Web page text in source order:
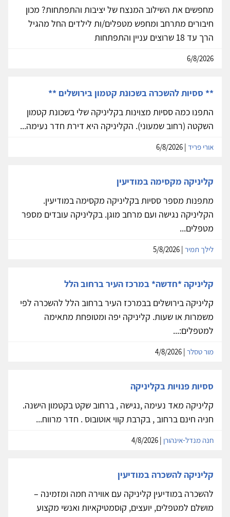
מחפשים את השילוב המנצח של יציבות והתפתחות? מכון
חיבורים מתרחב ומחפש מטפלים/ות לילדים החל מהגיל
הרך עד 18 שרוצים עניין והתפתחות
6/8/2026
** ססיות להשכרה בשכונת קטמון בירושלים **
התפנו כמה ססיות מצוינות בקליניקה שלי בשכונת קטמון
השקטה (רחוב שמעוני). הקליניקה היא דירת חדר נעימה...
אורי פריד
קליניקה מקסימה במודיעין
מתפנות מספר ססיות בקליניקה מקסימה במודיעין.
הקליניקה נגישה ועם מרחב מוגן. בקליניקה עובדים מספר
מטפלים...
לילך תמיר
קליניקה *חדשה* במרכז העיר ברחוב הלל
קליניקה בירושלים בבמרכז העיר ברחוב הלל להשכרה לפי
משמרות או שעות. קליניקה יפה ומטופחת מתאימה
למטפלים:...
מור טסלר
ססיות פנויות בקליניקה
קליניקה מאד נעימה ,נגישה , ברחוב שקט בקטמון הישנה.
חניה חינם ברחוב , בקרבת קווי אוטובוס . חדר מרווח...
חנה מנדל-אינהורן
קליניקה להשכרה במודיעין
להשכרה במודיעין קליניקה עם אווירה חמה ומזמינה –
מושלם למטפלים, יועצים, קוסמטיקאיות ואנשי מקצוע